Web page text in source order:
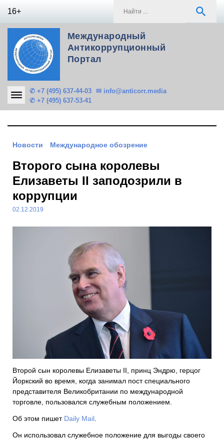
16+ search
Международный
Антикоррупционный
Портал
✆ +7 (495) 637-44-03
✆ +7 (495) 637-53-41
✉ info@anticorr.media
Новости Международное обозрение
Второго сына королевы
Елизаветы II заподозрили в
коррупции
02.12.2019
Второй сын королевы Елизаветы II, принц Эндрю, герцог
Йоркский во время, когда занимал пост специального
представителя Великобритании по международной
торговле, пользовался служебным положением.
Об этом пишет Daily Mail.
Он использовал служебное положение для выгоды своего